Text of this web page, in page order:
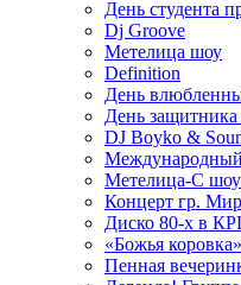
День студента
Dj Groove
Метелица шоу
Definition
День
День защитника
DJ Boyko &
Метелица-С шоу
Концерт гр.
Диско 80-х в
«Божья
Пенная